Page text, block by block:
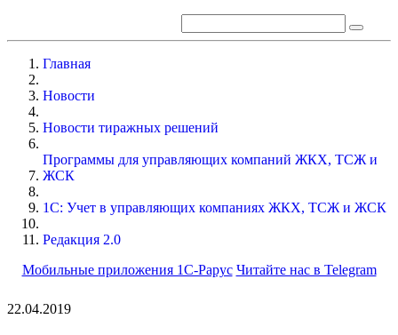
Главная
Новости
Новости тиражных решений
Программы для управляющих компаний ЖКХ, ТСЖ и
ЖСК
1С: Учет в управляющих компаниях ЖКХ, ТСЖ и ЖСК
Редакция 2.0
Мобильные приложения 1С-Рарус Читайте нас в Telegram
22.04.2019